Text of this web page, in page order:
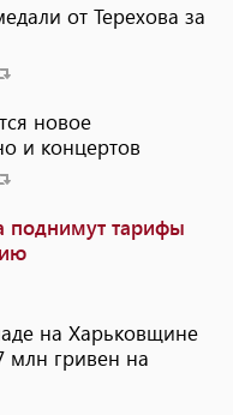
от Терехова за
новое
и концертов
поднимут тарифы
на Харьковщине
млн ​​гривен на